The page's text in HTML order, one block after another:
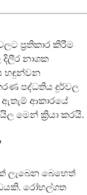
ප්‍රතිකාර කිරීම
දිලීර නාශක
හඳුන්වන
පද්ධතිය දුර්වල
ආකාරයේ
මෙන් ක්‍රියා කරයි.
ලැබෙන බෙහෙත්
රෝහල්ගත